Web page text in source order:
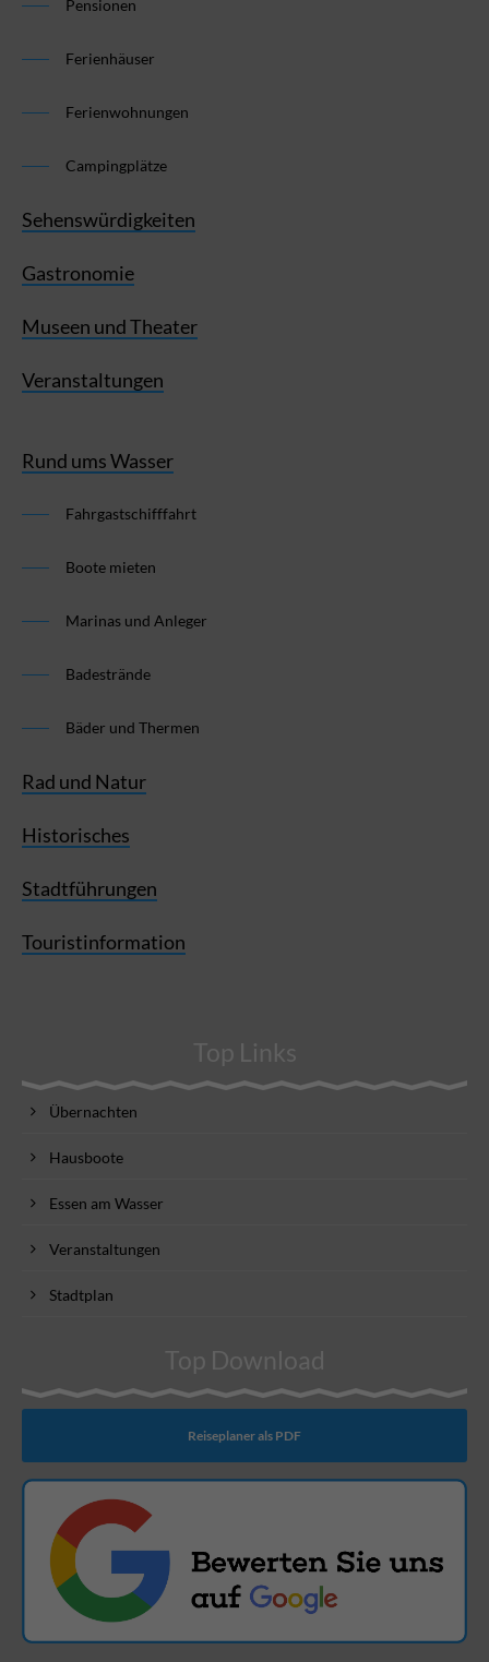
Pensionen
Ferienhäuser
Ferienwohnungen
Campingplätze
Sehenswürdigkeiten
Gastronomie
Museen und Theater
Veranstaltungen
Rund ums Wasser
Fahrgastschifffahrt
Boote mieten
Marinas und Anleger
Badestrände
Bäder und Thermen
Rad und Natur
Historisches
Stadtführungen
Touristinformation
Top Links
Übernachten
Hausboote
Essen am Wasser
Veranstaltungen
Stadtplan
Top Download
Reiseplaner als PDF